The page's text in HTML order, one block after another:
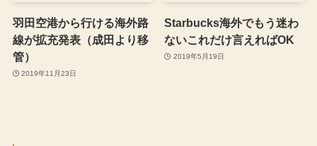
羽田空港から行ける海外路
線が拡充発表（成田より移
管）
2019年11月23日
Starbucks海外でもう迷わ
ないこれだけ言えればOK
2019年5月19日